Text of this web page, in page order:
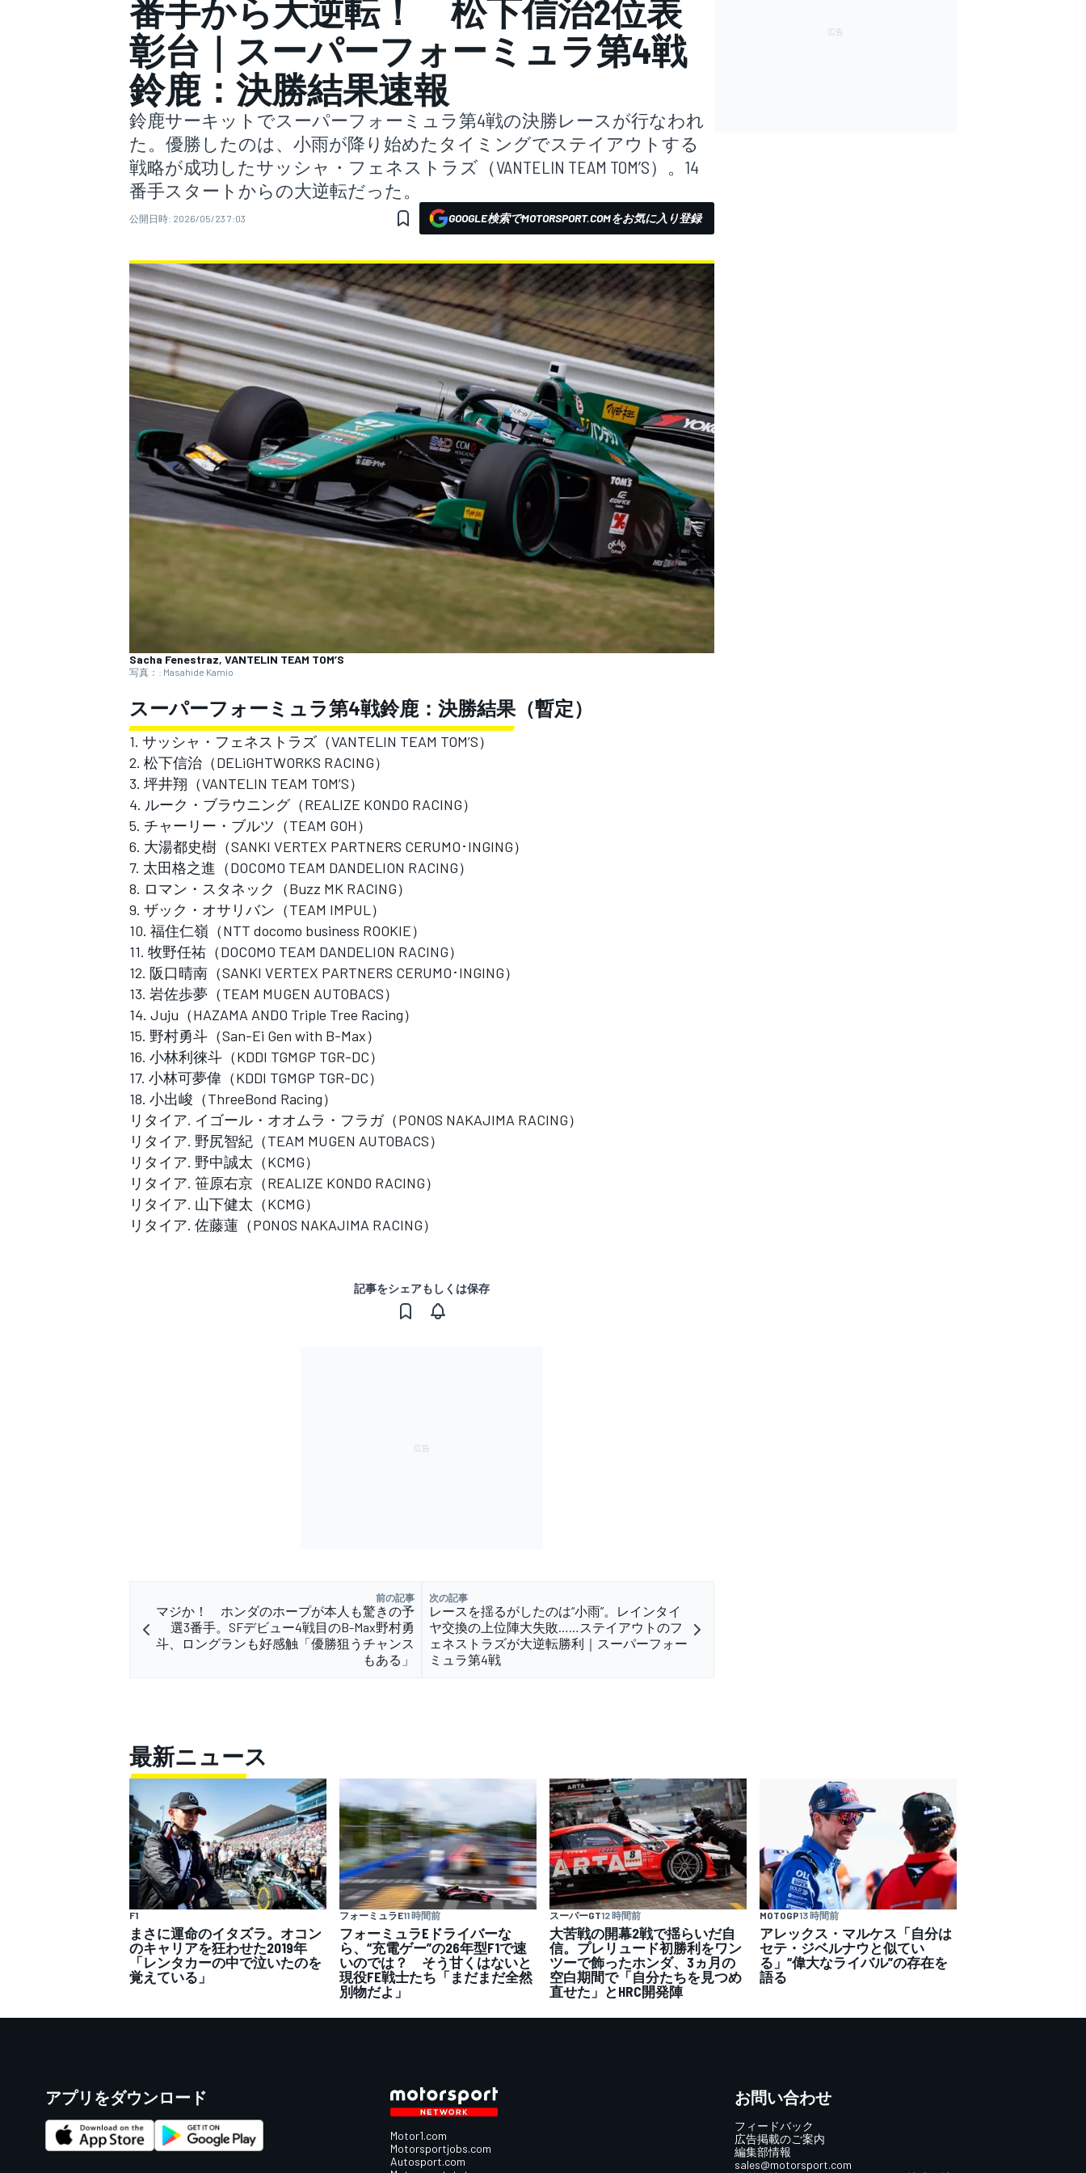
スーパーフォーミュラ
スーパーGT
WEC
フォーミュラE
番手から大逆転！ 松下信治2位表
彰台｜スーパーフォーミュラ第4戦
鈴鹿：決勝結果速報
鈴鹿サーキットでスーパーフォーミュラ第4戦の決勝レースが行なわれ
た。優勝したのは、小雨が降り始めたタイミングでステイアウトする
戦略が成功したサッシャ・フェネストラズ（VANTELIN TEAM TOM’S）。14
番手スタートからの大逆転だった。
公開日時: 2026/05/23 7:03 GOOGLE検索でMOTORSPORT.COMをお気に入り登録
Sacha Fenestraz, VANTELIN TEAM TOM’S
写真：: Masahide Kamio
スーパーフォーミュラ第4戦鈴鹿：決勝結果（暫定）
1. サッシャ・フェネストラズ（VANTELIN TEAM TOM’S）
2. 松下信治（DELiGHTWORKS RACING）
3. 坪井翔（VANTELIN TEAM TOM’S）
4. ルーク・ブラウニング（REALIZE KONDO RACING）
5. チャーリー・ブルツ（TEAM GOH）
6. 大湯都史樹（SANKI VERTEX PARTNERS CERUMO･INGING）
7. 太田格之進（DOCOMO TEAM DANDELION RACING）
8. ロマン・スタネック（Buzz MK RACING）
9. ザック・オサリバン（TEAM IMPUL）
10. 福住仁嶺（NTT docomo business ROOKIE）
11. 牧野任祐（DOCOMO TEAM DANDELION RACING）
12. 阪口晴南（SANKI VERTEX PARTNERS CERUMO･INGING）
13. 岩佐歩夢（TEAM MUGEN AUTOBACS）
14. Juju（HAZAMA ANDO Triple Tree Racing）
15. 野村勇斗（San-Ei Gen with B-Max）
16. 小林利徠斗（KDDI TGMGP TGR-DC）
17. 小林可夢偉（KDDI TGMGP TGR-DC）
18. 小出峻（ThreeBond Racing）
リタイア. イゴール・オオムラ・フラガ（PONOS NAKAJIMA RACING）
リタイア. 野尻智紀（TEAM MUGEN AUTOBACS）
リタイア. 野中誠太（KCMG）
リタイア. 笹原右京（REALIZE KONDO RACING）
リタイア. 山下健太（KCMG）
リタイア. 佐藤蓮（PONOS NAKAJIMA RACING）
記事をシェアもしくは保存
前の記事
マジか！ ホンダのホープが本人も驚きの予
選3番手。SFデビュー4戦目のB-Max野村勇
斗、ロングランも好感触「優勝狙うチャンス
もある」
次の記事
レースを揺るがしたのは“小雨”。レインタイ
ヤ交換の上位陣大失敗……ステイアウトのフ
ェネストラズが大逆転勝利｜スーパーフォー
ミュラ第4戦
最新ニュース
F1
まさに運命のイタズラ。オコン
のキャリアを狂わせた2019年
「レンタカーの中で泣いたのを
覚えている」
フォーミュラE11 時間前
フォーミュラEドライバーな
ら、“充電ゲー”の26年型F1で速
いのでは？ そう甘くはないと
現役FE戦士たち「まだまだ全然
別物だよ」
スーパーGT12 時間前
大苦戦の開幕2戦で揺らいだ自
信。プレリュード初勝利をワン
ツーで飾ったホンダ、3ヵ月の
空白期間で「自分たちを見つめ
直せた」とHRC開発陣
MOTOGP13 時間前
アレックス・マルケス「自分は
セテ・ジベルナウと似てい
る」“偉大なライバル”の存在を
語る
アプリをダウンロード
Motor1.com
Motorsportjobs.com
Autosport.com
お問い合わせ
フィードバック
広告掲載のご案内
編集部情報
sales@motorsport.com